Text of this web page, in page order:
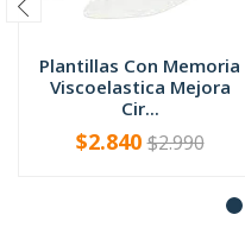
Plantillas Con Memoria
Viscoelastica Mejora
Cir...
+
$2.840$2.990